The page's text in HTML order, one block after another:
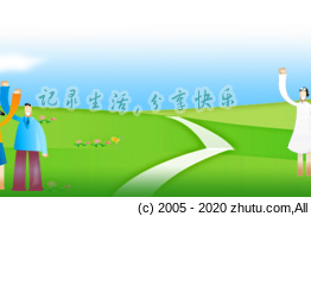
(c) 2005 - 2020